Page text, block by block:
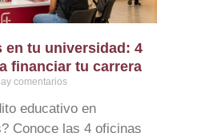
en tu universidad: 4
financiar tu carrera
comentarios
educativo en
Conoce las 4 oficinas